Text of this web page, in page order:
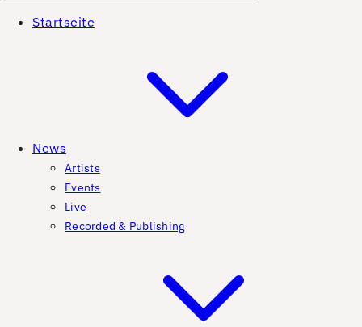
Startseite
News
Artists
Events
Live
Recorded & Publishing